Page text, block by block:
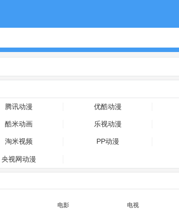
腾讯动漫 优酷动漫
酷米动画 乐视动漫
淘米视频 PP动漫
央视网动漫
电影 电视